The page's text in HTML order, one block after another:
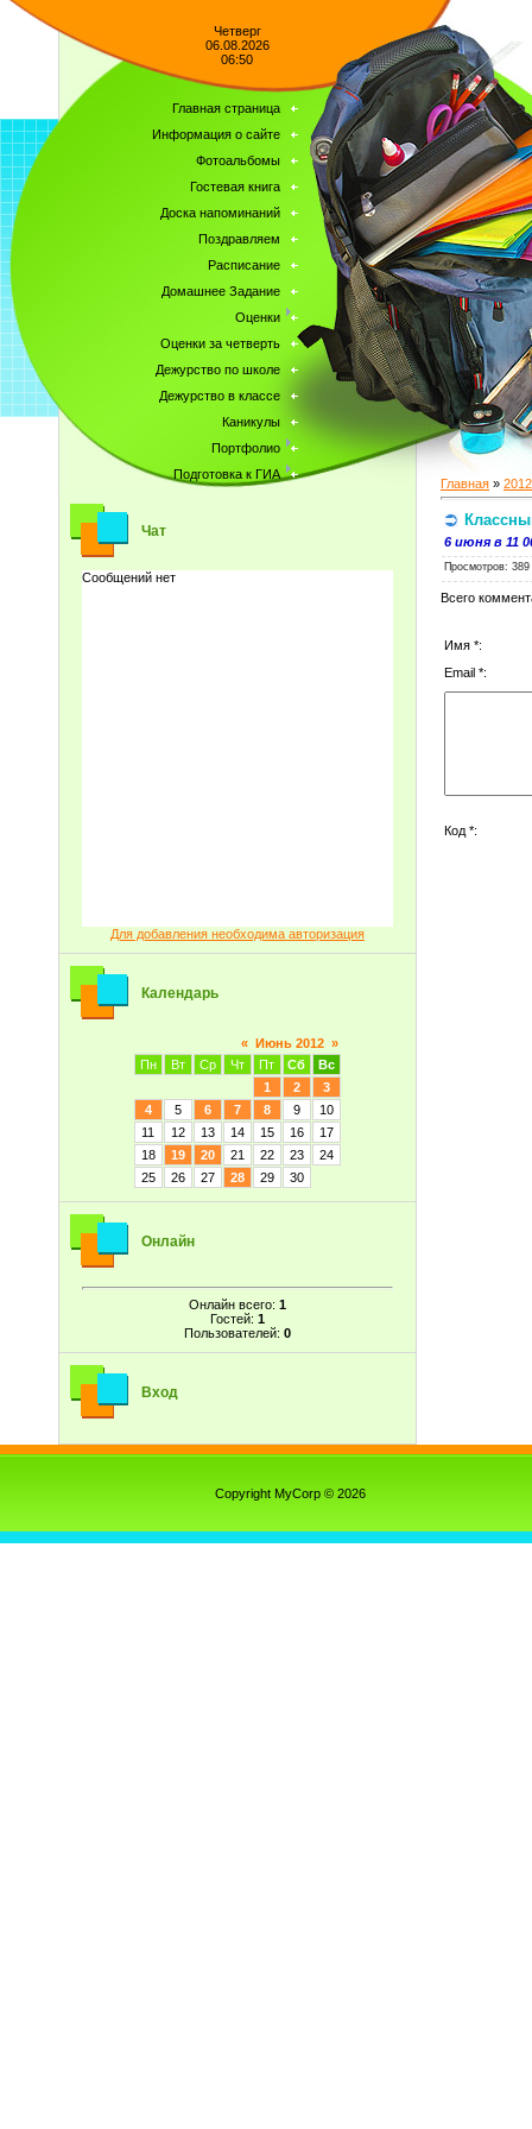
Четверг
06.08.2026
06:50
Главная страница
Информация о сайте
Фотоальбомы
Гостевая книга
Доска напоминаний
Поздравляем
Расписание
Домашнее Задание
Оценки
Оценки за четверть
Дежурство по школе
Дежурство в классе
Каникулы
Портфолио
Подготовка к ГИА
Чат
Для добавления необходима авторизация
Календарь
« Июнь 2012 »
Пн
Вт Ср Чт Пт Сб
Вс
1
2
3
4
5 6 7 8 9
10
11
12 13 14 15 16
17
18
19 20 21 22 23
24
25
26 27 28 29 30
Онлайн
Онлайн всего: 1
Гостей: 1
Пользователей: 0
Вход
Главная » 2012
6 июня в 11
Просмотров:
Всего
Имя *:
Email *:
Код *:
Copyright MyCorp © 2026